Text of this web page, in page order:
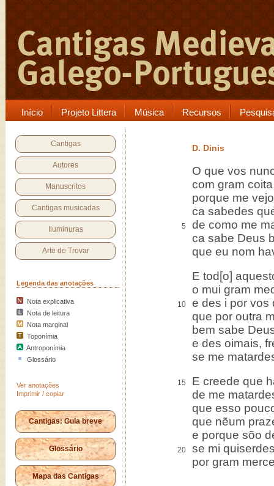
Início Projeto Littera Música Recursos
Cantigas
Autores
Manuscritos
Cantigas musicadas
Iluminuras
Arte de Trovar
Legenda das anotações
Nota explicativa
Nota de leitura
Nota marginal
Toponímia
Antroponímia
Glossário
Ver anotações
Imprimir / copiar
Cantigas: Guia breve
Glossário
Mapa das Cantigas
D. Dinis
O que vos
com gram
porque me
ca sabedes
5
de como me
ca sabe Deus
que eu nom
E tod[o]
o mui gram
10
e des i por vos
que por outra
bem sabe
e des oimais,
se me
15
E creede que
de me
que esso
que nẽum
e porque sõo
20
se mi
por gram